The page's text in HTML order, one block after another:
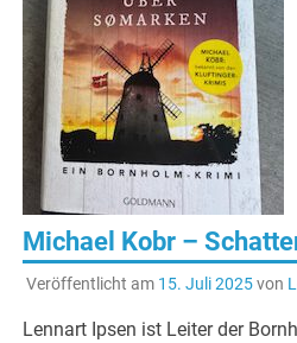
Michael Kobr –
Veröffentlicht am 15. Juli 2025von
Lennart Ipsen ist Leiter der